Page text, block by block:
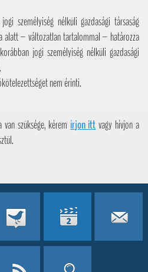
személyiség nélküli gazdasági társaság
alatt – változatlan tartalommal – határozza
jogi személyiség nélküli gazdasági
nem érinti.
van szüksége, kéremírjon ittvagy hívjon a